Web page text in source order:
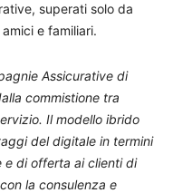
superati solo da
e familiari.
Assicurative di
commistione tra
Il modello ibrido
del digitale in termini
e di offerta ai clienti di
la consulenza e